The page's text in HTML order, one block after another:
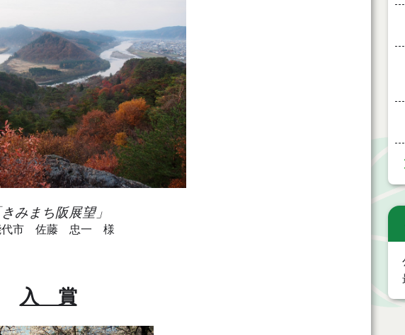
みまち阪展望」
市 佐藤 忠一 様
入 賞